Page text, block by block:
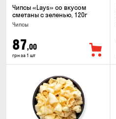
Чипсы «Lays» со вкусом
сметаны с зеленью, 120г
Чипсы
87,00
грн за 1 шт